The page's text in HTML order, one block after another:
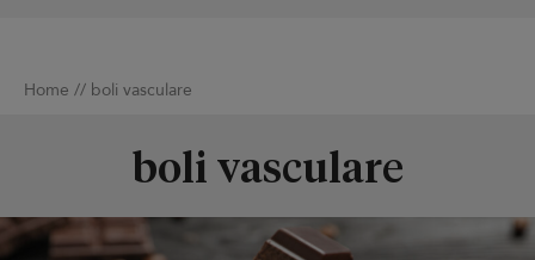
Home // boli vasculare
boli vasculare